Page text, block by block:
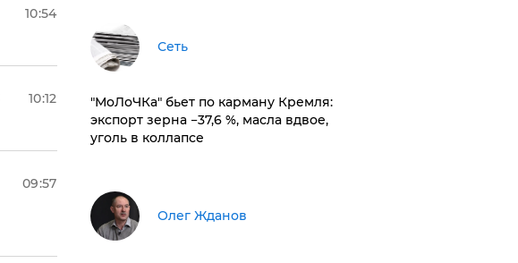
10:54
10:12
09:57
Сеть
​"МоЛоЧКа" бьет по карману Кремля:
экспорт зерна −37,6 %, масла вдвое,
уголь в коллапсе
Олег Жданов